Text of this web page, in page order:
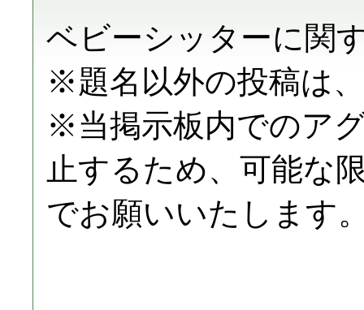
ベビーシッターに関
※題名以外の投稿は
※当掲示板内でのア
止するため、可能な
でお願いいたします